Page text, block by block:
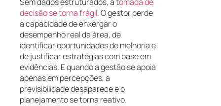
decisão se torna frágil.O gestor perde
a capacidade de enxergar o
desempenho real da área, de
identificar oportunidades de melhoria e
de justificar estratégias com base em
evidências. E quando a gestão se apoia
apenas em percepções, a
previsibilidade desaparece e o
planejamento se torna reativo.